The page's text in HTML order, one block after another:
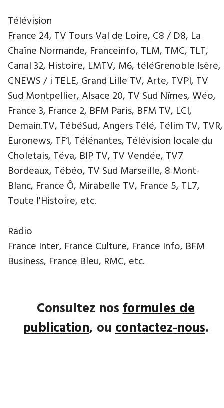
Télévision
France 24, TV Tours Val de Loire, C8 / D8, La
Chaîne Normande, Franceinfo, TLM, TMC, TLT,
Canal 32, Histoire, LMTV, M6, téléGrenoble Isère,
CNEWS / i TELE, Grand Lille TV, Arte, TVPI, TV
Sud Montpellier, Alsace 20, TV Sud Nîmes, Wéo,
France 3, France 2, BFM Paris, BFM TV, LCI,
Demain.TV, TébéSud, Angers Télé, Télim TV, TVR,
Euronews, TF1, Télénantes, Télévision locale du
Choletais, Téva, BIP TV, TV Vendée, TV7
Bordeaux, Tébéo, TV Sud Marseille, 8 Mont-
Blanc, France Ô, Mirabelle TV, France 5, TL7,
Toute l'Histoire, etc.
Radio
France Inter, France Culture, France Info, BFM
Business, France Bleu, RMC, etc.
Consultez nosformules de
publication, oucontactez-nous.